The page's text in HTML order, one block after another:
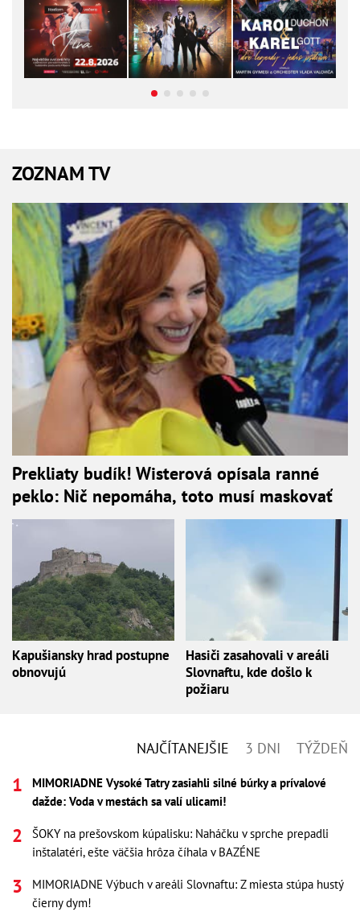
ZOZNAM TV
Prekliaty budík! Wisterová opísala ranné
peklo: Nič nepomáha, toto musí maskovať
Kapušiansky hrad postupne
obnovujú
Hasiči zasahovali v areáli
Slovnaftu, kde došlo k
požiaru
NAJČÍTANEJŠIE 3 DNI TÝŽDEŇ
MIMORIADNE Vysoké Tatry zasiahli silné búrky a prívalové
dažde: Voda v mestách sa valí ulicami!
ŠOKY na prešovskom kúpalisku: Naháčku v sprche prepadli
inštalatéri, ešte väčšia hrôza číhala v BAZÉNE
MIMORIADNE Výbuch v areáli Slovnaftu: Z miesta stúpa hustý
čierny dym!